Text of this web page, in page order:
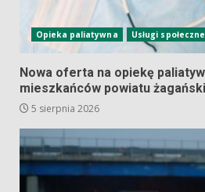
Opieka paliatywna Usługi społeczne
Nowa oferta na opiekę
mieszkańców powiatu
5 sierpnia 2026